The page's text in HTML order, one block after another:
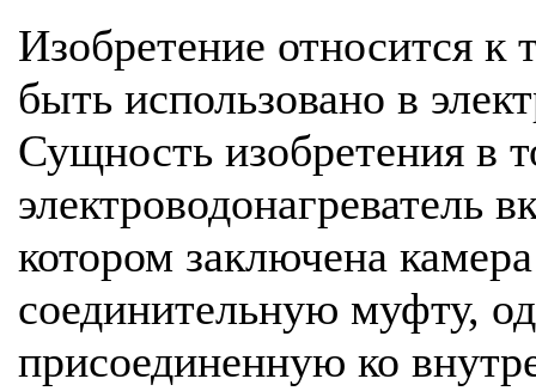
Изобретение относится к
быть использовано в
Сущность изобретения в
электроводонагреватель
котором заключена
соединительную муфту,
присоединенную ко